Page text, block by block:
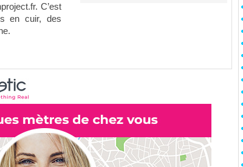
C’est
en cuir, des